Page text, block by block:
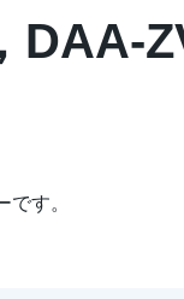
DAA-
す。